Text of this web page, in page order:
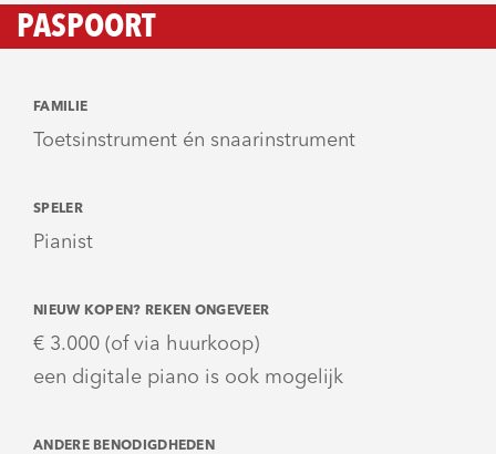
PASPOORT
FAMILIE
Toetsinstrument én snaarinstrument
SPELER
Pianist
NIEUW KOPEN? REKEN ONGEVEER
€ 3.000 (of via huurkoop)
een digitale piano is ook mogelijk
ANDERE BENODIGDHEDEN